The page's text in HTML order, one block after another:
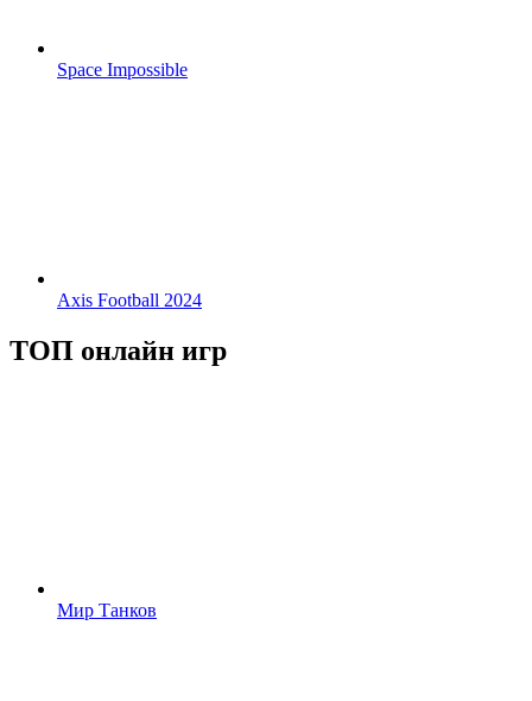
Space Impossible
Axis Football 2024
ТОП онлайн игр
Мир Танков